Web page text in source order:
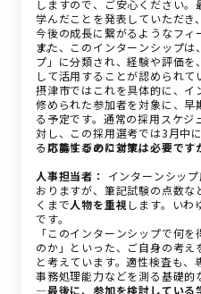
しますので、ご安心ください
学んだことを発表していただき
今後の成長に繋がるようなフ
す。
また、このインターンシップ
プ」に分類され、経験や評価
して活用することが認められて
摂津市ではこれを具体的に、
修められた参加者を対象に、
る予定です。通常の採用スケジ
対し、この採用選考では3月中
る可能性があります。
―応募するのに対策は必要です
人事担当者：
インターンシッ
おりますが、筆記試験の点数
くまで人物を重視 します。いわ
です。
「このインターンシップで何
のか」といった、ご自身の考
と考えています。適性検査も
事務処理能力などを測る基礎的
―最後に、参加を検討している